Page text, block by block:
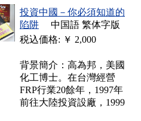
投資中國－你必須知道的
陷阱 中国語 繁体字版
税込価格: ￥ 2,000
背景簡介：高為邦，美國
化工博士。在台灣經營
FRP行業20餘年，1997年
前往大陸投資設廠，1999